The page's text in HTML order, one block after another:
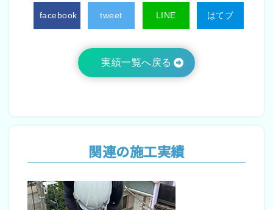
facebook tweet LINE はてブ
実績一覧へ戻る
関連の施工実績